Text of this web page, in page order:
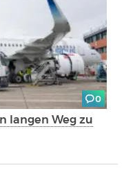
0
langen Weg zu